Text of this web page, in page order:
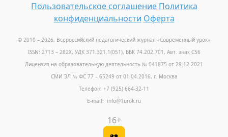
Пользовательское соглашение Политика
конфиденциальности Оферта
© 2010 – 2026, Всероссийский педагогический журнал «Современный урок»
ISSN: 2713 – 282X, УДК 371.321.1(051), ББК 74.202.701, Авт. знак С56
Лицензия на образовательную деятельность № 041875 от 29.12.2021
СМИ ЭЛ № ФС 77 – 65249 от 01.04.2016, г. Москва
Телефон: +7 (925) 664-32-11
E-mail: info@1urok.ru
16+